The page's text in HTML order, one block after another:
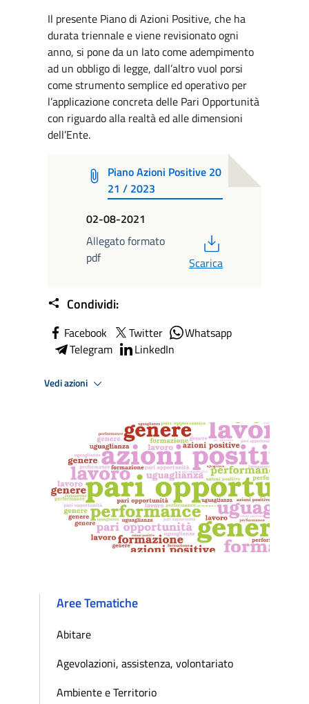
Il presente Piano di Azioni Positive, che ha
durata triennale e viene revisionato ogni
anno, si pone da un lato come adempimento
ad un obbligo di legge, dall’altro vuol porsi
come strumento semplice ed operativo per
l’applicazione concreta delle Pari Opportunità
con riguardo alla realtà ed alle dimensioni
dell’Ente.
Piano Azioni Positive 20
21 / 2023
02-08-2021
Allegato formato
pdf
Scarica
Condividi:
Facebook Twitter
Whatsapp
Telegram
LinkedIn
Vedi azioni
Aree Tematiche
Abitare
Agevolazioni, assistenza, volontariato
Ambiente e Territorio